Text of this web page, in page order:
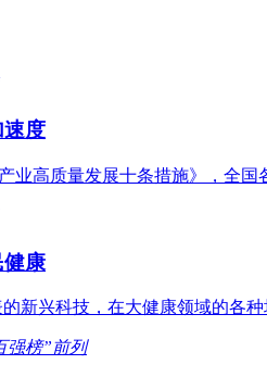
度
业高质量发展十条措施》，全
康
新兴科技，在大健康领域的各